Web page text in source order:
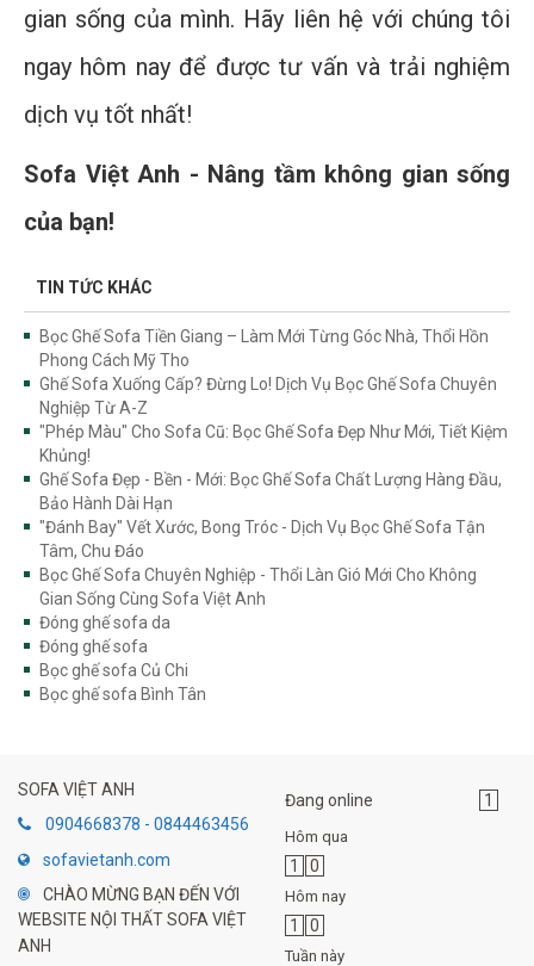
gian sống của mình. Hãy liên hệ với chúng tôi
ngay hôm nay để được tư vấn và trải nghiệm
dịch vụ tốt nhất!
Sofa Việt Anh - Nâng tầm không gian sống
của bạn!
TIN TỨC KHÁC
Bọc Ghế Sofa Tiền Giang – Làm Mới Từng Góc Nhà, Thổi Hồn
Phong Cách Mỹ Tho
Ghế Sofa Xuống Cấp? Đừng Lo! Dịch Vụ Bọc Ghế Sofa Chuyên
Nghiệp Từ A-Z
"Phép Màu" Cho Sofa Cũ: Bọc Ghế Sofa Đẹp Như Mới, Tiết Kiệm
Khủng!
Ghế Sofa Đẹp - Bền - Mới: Bọc Ghế Sofa Chất Lượng Hàng Đầu,
Bảo Hành Dài Hạn
"Đánh Bay" Vết Xước, Bong Tróc - Dịch Vụ Bọc Ghế Sofa Tận
Tâm, Chu Đáo
Bọc Ghế Sofa Chuyên Nghiệp - Thổi Làn Gió Mới Cho Không
Gian Sống Cùng Sofa Việt Anh
Đóng ghế sofa da
Đóng ghế sofa
Bọc ghế sofa Củ Chi
Bọc ghế sofa Bình Tân
SOFA VIỆT ANH
0904668378 - 0844463456
sofavietanh.com
CHÀO MỪNG BẠN ĐẾN VỚI
WEBSITE NỘI THẤT SOFA VIỆT
ANH
Đang online 1
Hôm qua
1 0
Hôm nay
1 0
Tuần này